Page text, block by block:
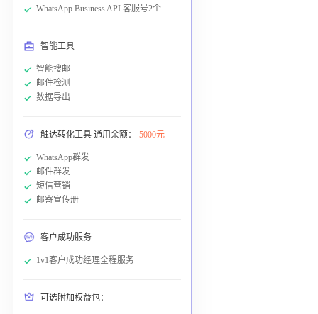
WhatsApp Business API 客服号2个
智能工具
智能搜邮
邮件检测
数据导出
触达转化工具 通用余额： 5000元
WhatsApp群发
邮件群发
短信营销
邮寄宣传册
客户成功服务
1v1客户成功经理全程服务
可选附加权益包：